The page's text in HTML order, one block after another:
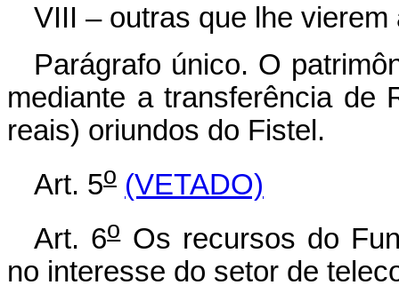
VIII – outras que lhe
Parágrafo único. O
mediante a transferência de
reais) oriundos do Fistel.
Art. 5o (VETADO)
Art. 6oOs recursos do
no interesse do setor de